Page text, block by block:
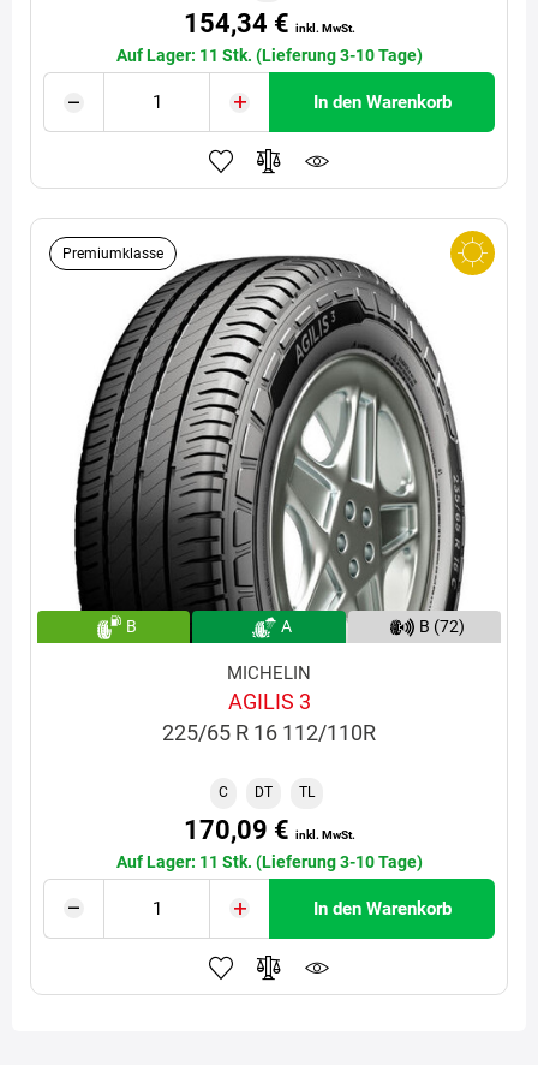
154,34 € inkl. MwSt.
Auf Lager: 11 Stk. (Lieferung 3-10 Tage)
In den Warenkorb
Premiumklasse
B A B (72)
MICHELIN
AGILIS 3
225/65 R 16 112/110R
C DT TL
170,09 € inkl. MwSt.
Auf Lager: 11 Stk. (Lieferung 3-10 Tage)
In den Warenkorb